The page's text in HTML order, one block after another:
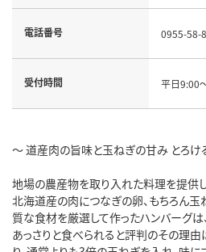
電話番号 0955-58-
受付時間 平日9:00
～ 道産肉の旨味と玉ねぎの甘み とろけ
地場の農産物を取り入れた料理を提供し
北海道産の肉につなぎの卵、もちろん
質な食材を厳選して作ったハンバーグは
あっさりと食べられると評判のその理由